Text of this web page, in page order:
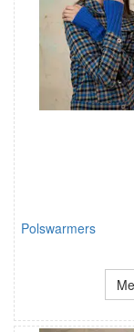
Polswarmers